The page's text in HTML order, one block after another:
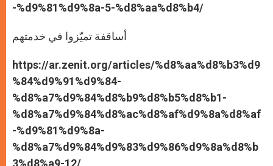
-%d9%81%d9%8a-5-%d8%aa%d8%b4/
أساقفة تميّزوا في خدمتهم
https://ar.zenit.org/articles/%d8%aa%d8%b3%d9
%84%d9%91%d9%84-
%d8%a7%d9%84%d8%b9%d8%b5%d8%b1-
%d8%a7%d9%84%d8%ac%d8%af%d9%8a%d8%af
-%d9%81%d9%8a-
%d8%a7%d9%84%d9%83%d9%86%d9%8a%d8%b
3%d8%a9-12/